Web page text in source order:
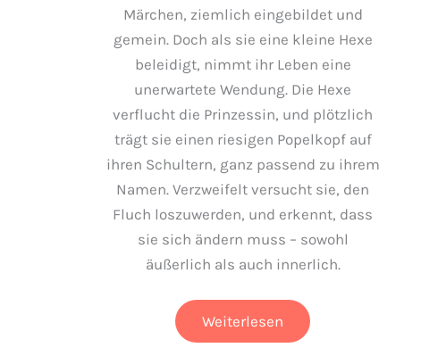
Märchen, ziemlich eingebildet und
gemein. Doch als sie eine kleine Hexe
beleidigt, nimmt ihr Leben eine
unerwartete Wendung. Die Hexe
verflucht die Prinzessin, und plötzlich
trägt sie einen riesigen Popelkopf auf
ihren Schultern, ganz passend zu ihrem
Namen. Verzweifelt versucht sie, den
Fluch loszuwerden, und erkennt, dass
sie sich ändern muss – sowohl
äußerlich als auch innerlich.
Prinzessin
Popelkopf
Weiterlesen